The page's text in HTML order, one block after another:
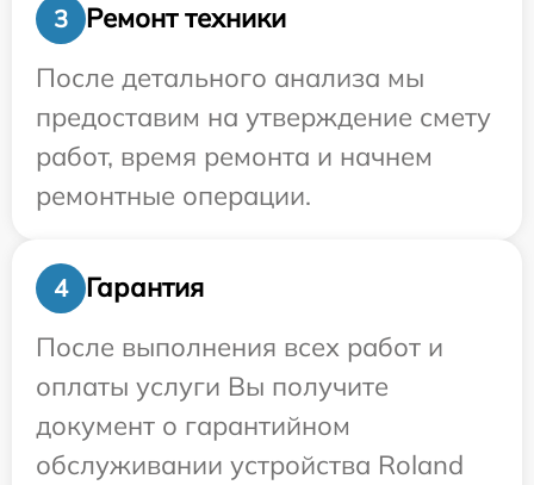
3
Ремонт техники
После детального анализа мы
предоставим на утверждение смету
работ, время ремонта и начнем
ремонтные операции.
4
Гарантия
После выполнения всех работ и
оплаты услуги Вы получите
документ о гарантийном
обслуживании устройства Roland